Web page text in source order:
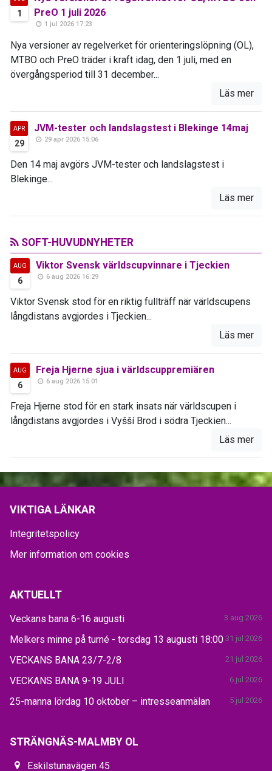
1
PreO 1 juli 2026
1 jul 2026 17:23
Nya versioner av regelverket för orienteringslöpning (OL),
MTBO och PreO träder i kraft idag, den 1 juli, med en
övergångsperiod till 31 december...
Läs mer
APR
29
JVM-tester och landslagstest i Blekinge 14maj
29 apr 2026 15:06
Den 14 maj avgörs JVM-tester och landslagstest i
Blekinge...
Läs mer
SOFT-HUVUDNYHETER
AUG
6
Viktor Svensk världscupvinnare i Tjeckien
6 aug 2026 16:29
Viktor Svensk stod för en riktig fullträff när världscupens
långdistans avgjordes i Tjeckien...
Läs mer
AUG
6
Freja Hjerne sjua i världscuppremiären
6 aug 2026 15:01
Freja Hjerne stod för en stark insats när världscupen i
långdistans avgjordes i Vyšší Brod i södra Tjeckien...
Läs mer
VIKTIGA LÄNKAR
Integritetspolicy
Mer information om cookies
AKTUELLT
Veckans bana 6-16 augusti 3 aug 2026
Melkers minne på turné - torsdag 13 augusti 18:00 31 jul 2026
VECKANS BANA 23/7-2/8 21 jul 2026
VECKANS BANA 9-19 JULI 6 jul 2026
25-manna lördag 10 oktober – intresseanmälan 5 jul 2026
STRÄNGNÄS-MALMBY OL
Eskilstunavägen 45